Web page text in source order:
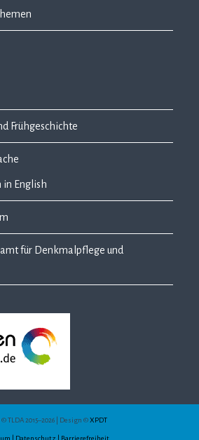
Frühgeschichte
in English
für Denkmalpflege und
© TLDA 2015–2026 | Design ©XPDT